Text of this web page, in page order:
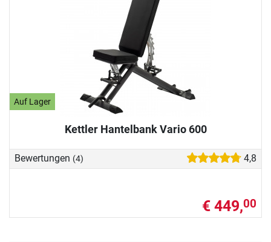
Auf Lager
Kettler Hantelbank Vario 600
Bewertungen (4) 4,8
€ 449,00